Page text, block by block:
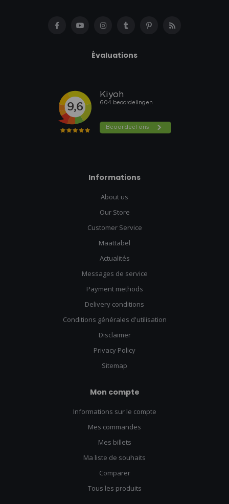
Évaluations
Informations
About us
Our Store
Customer Service
Maattabel
Actualités
Messages de service
Payment methods
Delivery conditions
Conditions générales d'utilisation
Disclaimer
Privacy Policy
Sitemap
Mon compte
Informations sur le compte
Mes commandes
Mes billets
Ma liste de souhaits
Comparer
Tous les produits